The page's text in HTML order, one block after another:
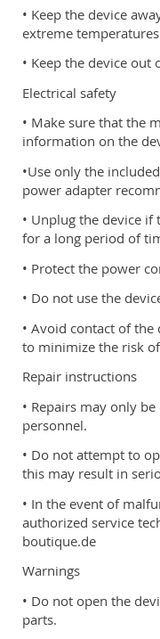
• Keep the device
extreme
• Keep the device
Electrical safety
• Make sure that the
information on the
•Use only the
power adapter
• Unplug the device if
for a long period of
• Protect the power
• Do not use the
• Avoid contact of
to minimize the risk
Repair instructions
• Repairs may only
personnel.
• Do not attempt to
this may result in
• In the event of
authorized service
boutique.de
Warnings
• Do not open the
parts.